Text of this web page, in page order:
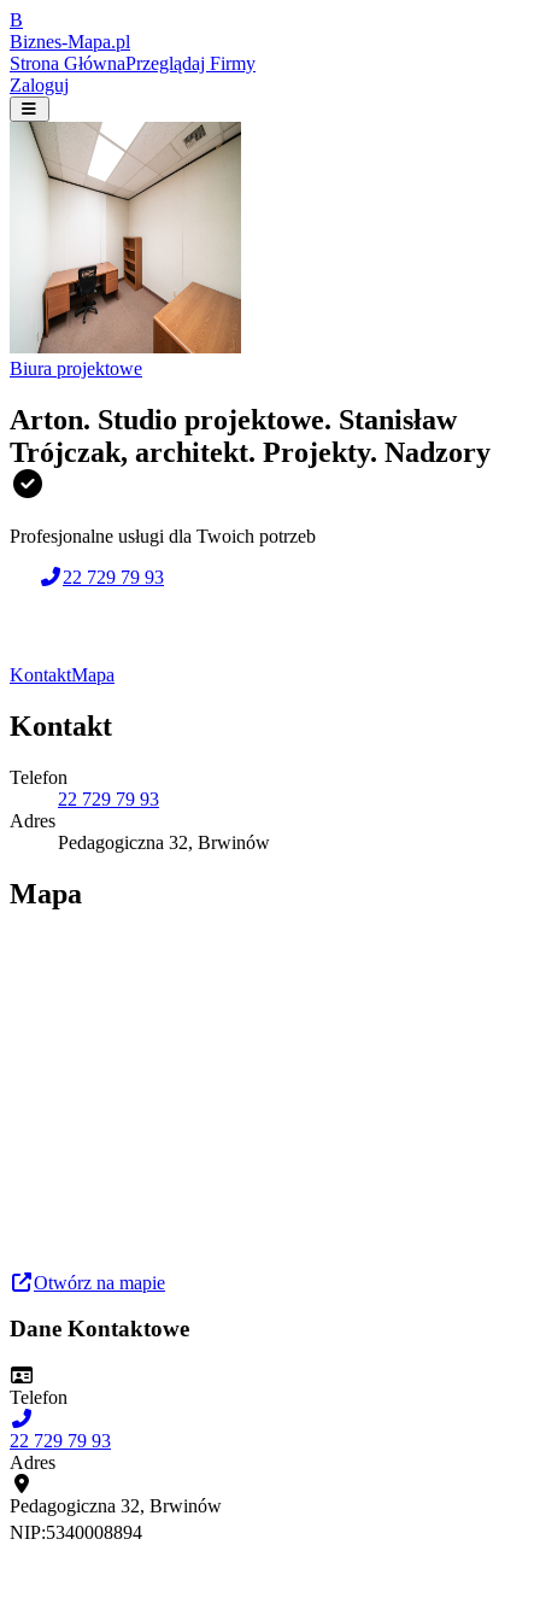
B
Biznes-Mapa.pl
Strona GłównaPrzeglądaj Firmy
Zaloguj
Biura projektowe
Arton. Studio projektowe. Stanisław
Trójczak, architekt. Projekty. Nadzory
Profesjonalne usługi dla Twoich potrzeb
22 729 79 93
KontaktMapa
Kontakt
Telefon
22 729 79 93
Adres
Pedagogiczna 32, Brwinów
Mapa
Otwórz na mapie
Dane Kontaktowe
Telefon
22 729 79 93
Adres
Pedagogiczna 32, Brwinów
NIP:5340008894